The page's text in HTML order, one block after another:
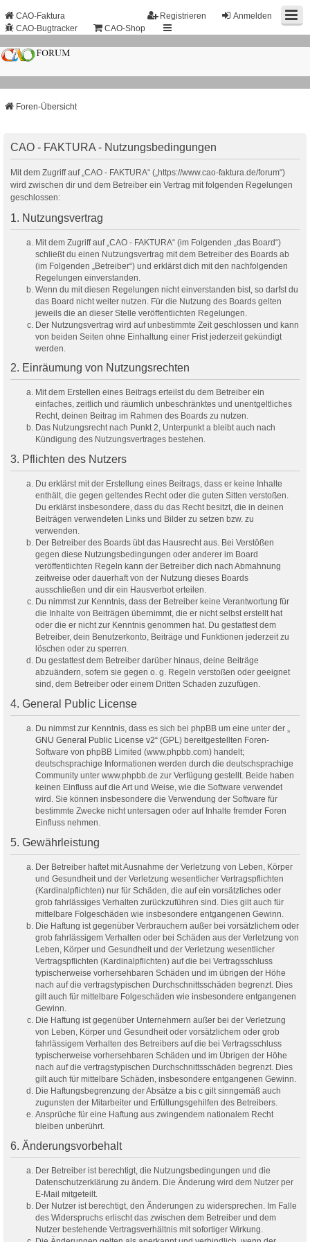
Anmelden
Registrieren
CAO-Faktura
CAO-Bugtracker
CAO-Shop
Foren-Übersicht
CAO - FAKTURA - Nutzungsbedingungen
Mit dem Zugriff auf „CAO - FAKTURA“ („https://www.cao-faktura.de/forum“)
wird zwischen dir und dem Betreiber ein Vertrag mit folgenden Regelungen
geschlossen:
1. Nutzungsvertrag
Mit dem Zugriff auf „CAO - FAKTURA“ (im Folgenden „das Board“)
schließt du einen Nutzungsvertrag mit dem Betreiber des Boards ab
(im Folgenden „Betreiber“) und erklärst dich mit den nachfolgenden
Regelungen einverstanden.
Wenn du mit diesen Regelungen nicht einverstanden bist, so darfst du
das Board nicht weiter nutzen. Für die Nutzung des Boards gelten
jeweils die an dieser Stelle veröffentlichten Regelungen.
Der Nutzungsvertrag wird auf unbestimmte Zeit geschlossen und kann
von beiden Seiten ohne Einhaltung einer Frist jederzeit gekündigt
werden.
2. Einräumung von Nutzungsrechten
Mit dem Erstellen eines Beitrags erteilst du dem Betreiber ein
einfaches, zeitlich und räumlich unbeschränktes und unentgeltliches
Recht, deinen Beitrag im Rahmen des Boards zu nutzen.
Das Nutzungsrecht nach Punkt 2, Unterpunkt a bleibt auch nach
Kündigung des Nutzungsvertrages bestehen.
3. Pflichten des Nutzers
Du erklärst mit der Erstellung eines Beitrags, dass er keine Inhalte
enthält, die gegen geltendes Recht oder die guten Sitten verstoßen.
Du erklärst insbesondere, dass du das Recht besitzt, die in deinen
Beiträgen verwendeten Links und Bilder zu setzen bzw. zu
verwenden.
Der Betreiber des Boards übt das Hausrecht aus. Bei Verstößen
gegen diese Nutzungsbedingungen oder anderer im Board
veröffentlichten Regeln kann der Betreiber dich nach Abmahnung
zeitweise oder dauerhaft von der Nutzung dieses Boards
ausschließen und dir ein Hausverbot erteilen.
Du nimmst zur Kenntnis, dass der Betreiber keine Verantwortung für
die Inhalte von Beiträgen übernimmt, die er nicht selbst erstellt hat
oder die er nicht zur Kenntnis genommen hat. Du gestattest dem
Betreiber, dein Benutzerkonto, Beiträge und Funktionen jederzeit zu
löschen oder zu sperren.
Du gestattest dem Betreiber darüber hinaus, deine Beiträge
abzuändern, sofern sie gegen o. g. Regeln verstoßen oder geeignet
sind, dem Betreiber oder einem Dritten Schaden zuzufügen.
4. General Public License
Du nimmst zur Kenntnis, dass es sich bei phpBB um eine unter der „
GNU General Public License v2“ (GPL) bereitgestellten Foren-
Software von phpBB Limited (www.phpbb.com) handelt;
deutschsprachige Informationen werden durch die deutschsprachige
Community unter www.phpbb.de zur Verfügung gestellt. Beide haben
keinen Einfluss auf die Art und Weise, wie die Software verwendet
wird. Sie können insbesondere die Verwendung der Software für
bestimmte Zwecke nicht untersagen oder auf Inhalte fremder Foren
Einfluss nehmen.
5. Gewährleistung
Der Betreiber haftet mit Ausnahme der Verletzung von Leben, Körper
und Gesundheit und der Verletzung wesentlicher Vertragspflichten
(Kardinalpflichten) nur für Schäden, die auf ein vorsätzliches oder
grob fahrlässiges Verhalten zurückzuführen sind. Dies gilt auch für
mittelbare Folgeschäden wie insbesondere entgangenen Gewinn.
Die Haftung ist gegenüber Verbrauchern außer bei vorsätzlichem oder
grob fahrlässigem Verhalten oder bei Schäden aus der Verletzung von
Leben, Körper und Gesundheit und der Verletzung wesentlicher
Vertragspflichten (Kardinalpflichten) auf die bei Vertragsschluss
typischerweise vorhersehbaren Schäden und im übrigen der Höhe
nach auf die vertragstypischen Durchschnittsschäden begrenzt. Dies
gilt auch für mittelbare Folgeschäden wie insbesondere entgangenen
Gewinn.
Die Haftung ist gegenüber Unternehmern außer bei der Verletzung
von Leben, Körper und Gesundheit oder vorsätzlichem oder grob
fahrlässigem Verhalten des Betreibers auf die bei Vertragsschluss
typischerweise vorhersehbaren Schäden und im Übrigen der Höhe
nach auf die vertragstypischen Durchschnittsschäden begrenzt. Dies
gilt auch für mittelbare Schäden, insbesondere entgangenen Gewinn.
Die Haftungsbegrenzung der Absätze a bis c gilt sinngemäß auch
zugunsten der Mitarbeiter und Erfüllungsgehilfen des Betreibers.
Ansprüche für eine Haftung aus zwingendem nationalem Recht
bleiben unberührt.
6. Änderungsvorbehalt
Der Betreiber ist berechtigt, die Nutzungsbedingungen und die
Datenschutzerklärung zu ändern. Die Änderung wird dem Nutzer per
E-Mail mitgeteilt.
Der Nutzer ist berechtigt, den Änderungen zu widersprechen. Im Falle
des Widerspruchs erlischt das zwischen dem Betreiber und dem
Nutzer bestehende Vertragsverhältnis mit sofortiger Wirkung.